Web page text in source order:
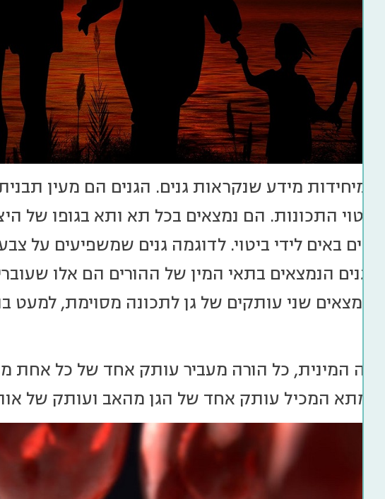
מיחידות מידע שנקראות גנים. הגנים הם מעין תבנית
לביטוי התכונות. הם נמצאים בכל תא ותא בגופו של
באים לידי ביטוי. לדוגמה גנים שמשפיעים על
הגנים הנמצאים בתאי המין של ההורים הם אלו
נמצאים שני עותקים של גן לתכונה מסוימת, למעט
המינית, כל הורה מעביר עותק אחד של כל אחת
מתא המכיל עותק אחד של הגן מהאב ועותק של